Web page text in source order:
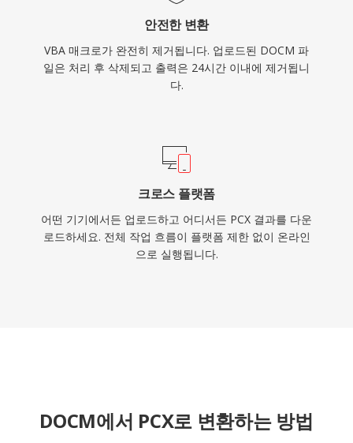
안전한 변환
VBA 매크로가 완전히 제거됩니다. 업로드된 DOCM 파
일은 처리 후 삭제되고 출력은 24시간 이내에 제거됩니
다.
크로스 플랫폼
어떤 기기에서든 업로드하고 어디서든 PCX 결과를 다운
로드하세요. 전체 작업 흐름이 플랫폼 제한 없이 온라인
으로 실행됩니다.
DOCM에서 PCX로 변환하는 방법